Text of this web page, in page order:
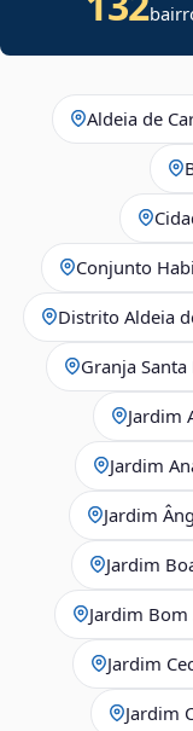
Aldeia de
Conjunto
Distrito Aldeia
Granja Santa
Jardim
Jardim
Jardim
Jardim
Jardim Bom
Jardim
Jardim